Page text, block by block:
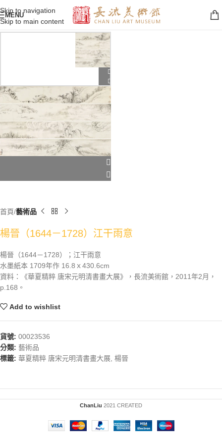
Skip to navigation
Skip to main content
MENU
首頁 藝術品
楊晉（1644－1728）江干雨意
楊晉（1644－1728）；江干雨意
水墨紙本 1709年作 16.8ｘ430.6cm
資料：《華夏精粹 唐宋元明清書畫大展》，長流美術館，2011年2月，
p.168。
Add to wishlist
貨號: 00023536
分類: 藝術品
標籤: 華夏精粹 唐宋元明清書畫大展 楊晉
ChanLiu 2021 CREATED